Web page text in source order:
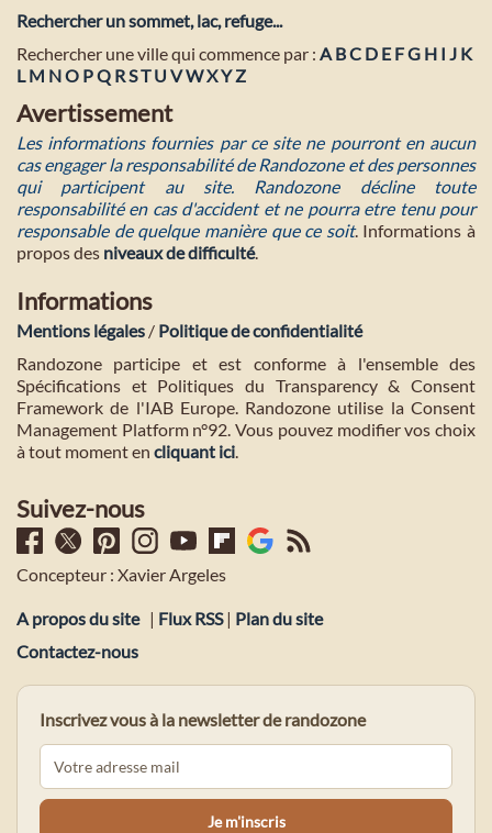
Rechercher un sommet, lac, refuge...
Rechercher une ville qui commence par : A BC D E FG H I J K
L M NO PQ RST U VWXYZ
Avertissement
Les informations fournies par ce site ne pourront en aucun
cas engager la responsabilité de Randozone et des personnes
qui participent au site. Randozone décline toute
responsabilité en cas d'accident et ne pourra etre tenu pour
responsable de quelque manière que ce soit. Informations à
propos des niveaux de difficulté.
Informations
Mentions légales / Politique de confidentialité
Randozone participe et est conforme à l'ensemble des
Spécifications et Politiques du Transparency & Consent
Framework de l'IAB Europe. Randozone utilise la Consent
Management Platform n°92. Vous pouvez modifier vos choix
à tout moment en cliquant ici.
Suivez-nous
Concepteur : Xavier Argeles
A propos du site | Flux RSS| Plan du site
Contactez-nous
Inscrivez vous à la newsletter de randozone